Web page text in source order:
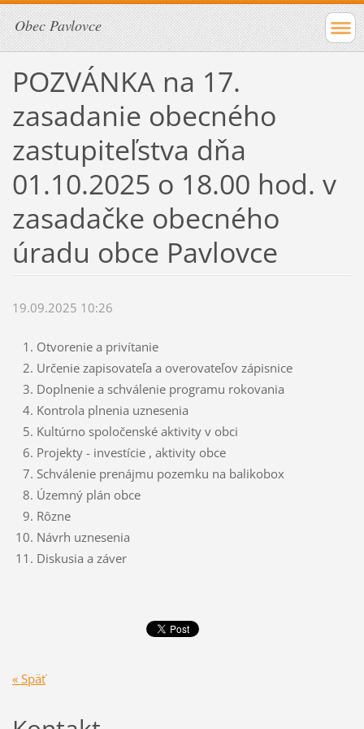
Obec Pavlovce
POZVÁNKA na 17.
zasadanie obecného
zastupiteľstva dňa
01.10.2025 o 18.00 hod. v
zasadačke obecného
úradu obce Pavlovce
19.09.2025 10:26
Otvorenie a privítanie
Určenie zapisovateľa a overovateľov zápisnice
Doplnenie a schválenie programu rokovania
Kontrola plnenia uznesenia
Kultúrno spoločenské aktivity v obci
Projekty - investície , aktivity obce
Schválenie prenájmu pozemku na balikobox
Územný plán obce
Rôzne
Návrh uznesenia
Diskusia a záver
« Späť